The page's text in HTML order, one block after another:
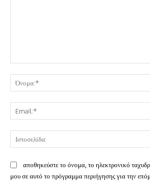
αποθηκεύστε το όνομα, το ηλεκτρονικό
μου σε αυτό το πρόγραμμα περιήγησης για την